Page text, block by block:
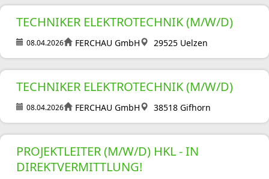
TECHNIKER ELEKTROTECHNIK (M/W/D)
08.04.2026 FERCHAU GmbH 29525 Uelzen
TECHNIKER ELEKTROTECHNIK (M/W/D)
08.04.2026 FERCHAU GmbH 38518 Gifhorn
PROJEKTLEITER (M/W/D) HKL - IN
DIREKTVERMITTLUNG!